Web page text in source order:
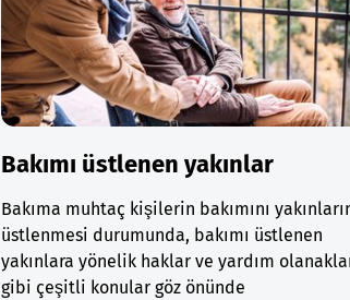
Bakımı üstlenen yakınlar
Bakıma muhtaç kişilerin bakımını
üstlenmesi durumunda, bakımı üstlenen
yakınlara yönelik haklar ve yardım
gibi çeşitli konular göz önünde